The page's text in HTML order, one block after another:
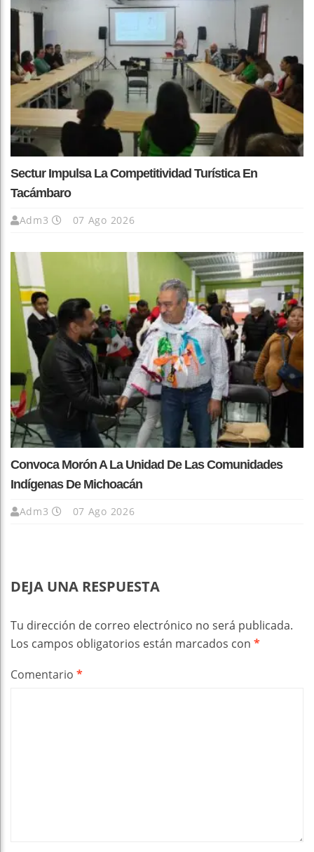
Sectur Impulsa La Competitividad Turística En
Tacámbaro
Adm3 07 Ago 2026
Convoca Morón A La Unidad De Las Comunidades
Indígenas De Michoacán
Adm3 07 Ago 2026
DEJA UNA RESPUESTA
Tu dirección de correo electrónico no será publicada.
Los campos obligatorios están marcados con *
Comentario *